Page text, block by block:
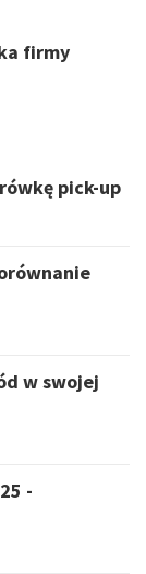
firmy
pick-up
w swojej
-